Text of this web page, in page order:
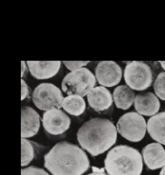
进一步筛选